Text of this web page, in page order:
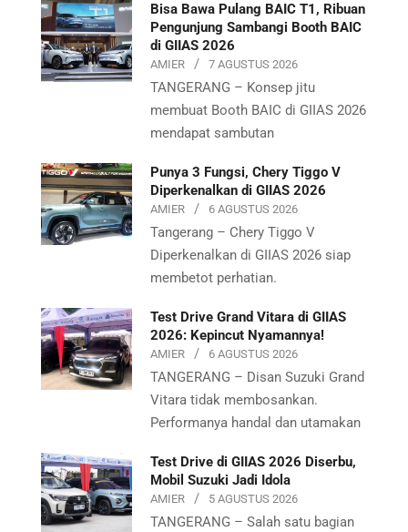
Bisa Bawa Pulang BAIC T1, Ribuan
Pengunjung Sambangi Booth BAIC
di GIIAS 2026
AMIER 7 AGUSTUS 2026
TANGERANG – Konsep jitu
membuat Booth BAIC di GIIAS 2026
mendapat sambutan
Punya 3 Fungsi, Chery Tiggo V
Diperkenalkan di GIIAS 2026
AMIER 6 AGUSTUS 2026
Tangerang – Chery Tiggo V
Diperkenalkan di GIIAS 2026 siap
membetot perhatian.
Test Drive Grand Vitara di GIIAS
2026: Kepincut Nyamannya!
AMIER 6 AGUSTUS 2026
TANGERANG – Disan Suzuki Grand
Vitara tidak membosankan.
Performanya handal dan utamakan
Test Drive di GIIAS 2026 Diserbu,
Mobil Suzuki Jadi Idola
AMIER 5 AGUSTUS 2026
TANGERANG – Salah satu bagian